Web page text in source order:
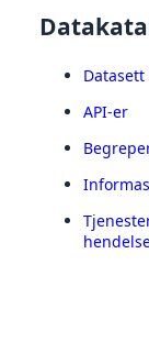
Datasett
API-er